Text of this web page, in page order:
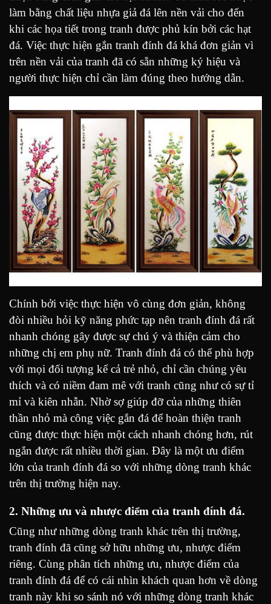
làm bằng chất liệu nhựa giả đá lên nền vải cho đến
khi các họa tiết trong tranh được phủ kín bởi các hạt
đá. Việc thực hiện gắn tranh đính đá khá đơn giản vì
trên nền vải của tranh đã có sẵn những ký hiệu và
người thực hiện chỉ cần làm đúng theo hướng dẫn.
Chính bởi việc thực hiện vô cùng đơn giản, không
đòi nhiều hỏi kỹ năng phức tạp nên tranh đính đá rất
nhanh chóng gây được sự chú ý và thiện cảm cho
những chị em phụ nữ. Tranh đính đá có thể phù hợp
với mọi đối tượng kể cả trẻ nhỏ, chỉ cần chúng yêu
thích và có niềm đam mê với tranh cũng như có sự tỉ
mỉ và kiên nhẫn. Nhờ sợ giúp đỡ của những thiên
thần nhỏ mà công việc gắn đá để hoàn thiện tranh
cũng được thực hiện một cách nhanh chóng hơn, rút
ngắn được rất nhiều thời gian. Đây là một ưu điểm
lớn của tranh đính đá so với những dòng tranh khác
trên thị trường hiện nay.
2. Những ưu và nhược điểm của tranh đính đá.
Cũng như những dòng tranh khác trên thị trường,
tranh đính đã cũng sở hữu những ưu, nhược điểm
riêng. Cùng phân tích những ưu, nhược điểm của
tranh đính đá để có cái nhìn khách quan hơn về dòng
tranh này khi so sánh nó với những dòng tranh khác